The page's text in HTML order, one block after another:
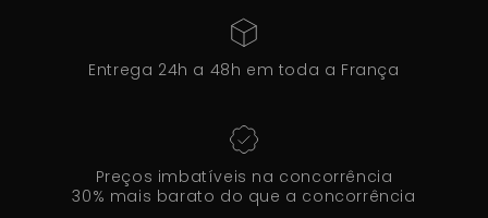
Entrega 24h a 48h em toda a França
Preços imbatíveis na concorrência
30% mais barato do que a concorrência